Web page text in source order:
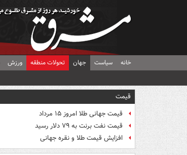
خانه سیاست جهان تحولات منطقه ورزش
قیمت
قیمت جهانی طلا امروز ۱۵ مرداد
قیمت نفت برنت به ۷۹ دلار رسید
افزایش قیمت طلا و نقره جهانی